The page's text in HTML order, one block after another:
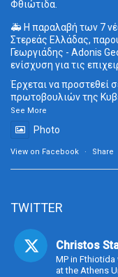
Φθιώτιδα.
🚑 Η παραλαβή των 7
Στερεάς Ελλάδας,
Γεωργιάδης - Adonis
ενίσχυση για τις
Έρχεται να προστεθεί
πρωτοβουλιών της
See More
Photo
View on Facebook · Share
TWITTER
Christos
MP in
at the Athens